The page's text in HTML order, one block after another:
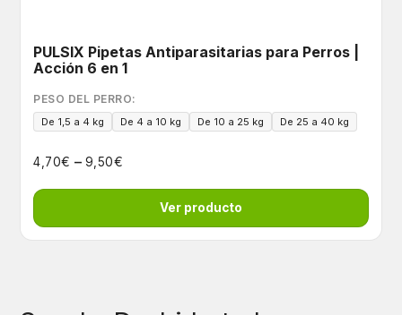
PULSIX Pipetas Antiparasitarias para Perros |
Acción 6 en 1
PESO DEL PERRO:
De 1,5 a 4 kg De 4 a 10 kg De 10 a 25 kg De 25 a 40 kg
4,70€ – 9,50€
Ver producto